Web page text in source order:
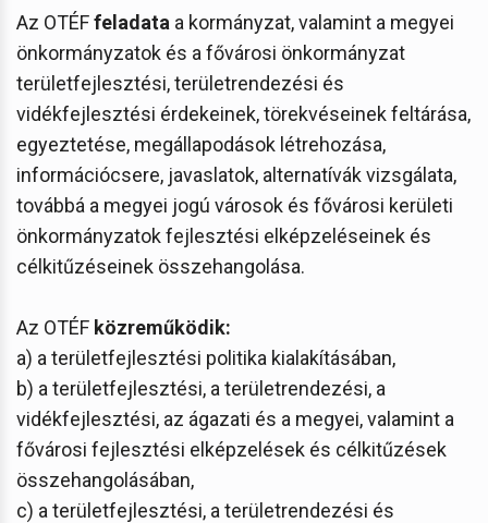
Az OTÉFfeladata a kormányzat, valamint a megyei
önkormányzatok és a fővárosi önkormányzat
területfejlesztési, területrendezési és
vidékfejlesztési érdekeinek, törekvéseinek feltárása,
egyeztetése, megállapodások létrehozása,
információcsere, javaslatok, alternatívák vizsgálata,
továbbá a megyei jogú városok és fővárosi kerületi
önkormányzatok fejlesztési elképzeléseinek és
célkitűzéseinek összehangolása.
Az OTÉF közreműködik:
a) a területfejlesztési politika kialakításában,
b) a területfejlesztési, a területrendezési, a
vidékfejlesztési, az ágazati és a megyei, valamint a
fővárosi fejlesztési elképzelések és célkitűzések
összehangolásában,
c) a területfejlesztési, a területrendezési és